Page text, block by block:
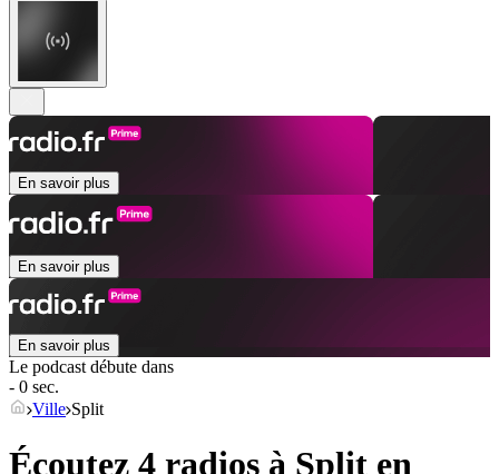
En savoir plus
En savoir plus
En savoir plus
Le podcast débute dans
- 0 sec.
Ville Split
Écoutez 4 radios à Split en